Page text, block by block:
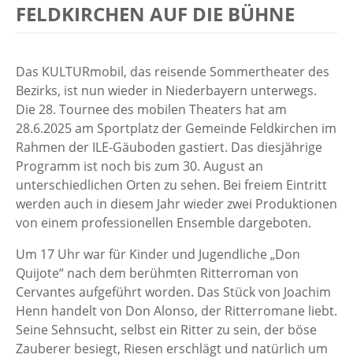
FELDKIRCHEN AUF DIE BÜHNE
Das KULTURmobil, das reisende Sommertheater des
Bezirks, ist nun wieder in Niederbayern unterwegs.
Die 28. Tournee des mobilen Theaters hat am
28.6.2025 am Sportplatz der Gemeinde Feldkirchen im
Rahmen der ILE-Gäuboden gastiert. Das diesjährige
Programm ist noch bis zum 30. August an
unterschiedlichen Orten zu sehen. Bei freiem Eintritt
werden auch in diesem Jahr wieder zwei Produktionen
von einem professionellen Ensemble dargeboten.
Um 17 Uhr war für Kinder und Jugendliche „Don
Quijote“ nach dem berühmten Ritterroman von
Cervantes aufgeführt worden. Das Stück von Joachim
Henn handelt von Don Alonso, der Ritterromane liebt.
Seine Sehnsucht, selbst ein Ritter zu sein, der böse
Zauberer besiegt, Riesen erschlägt und natürlich um